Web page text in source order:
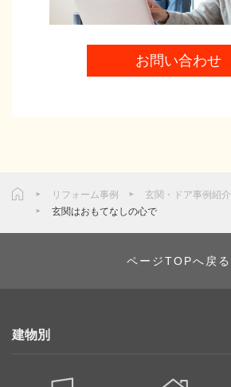
お問い合わせ
リフォーム事例
玄関・ドア事例紹介
玄関はおもてなしの心で
ページTOPへ戻る
建物別